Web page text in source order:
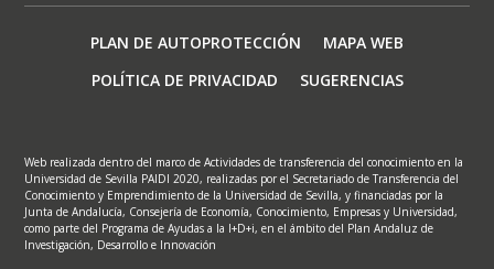
PLAN DE AUTOPROTECCIÓN
MAPA WEB
POLÍTICA DE PRIVACIDAD
SUGERENCIAS
Web realizada dentro del marco de Actividades de transferencia del conocimiento en la
Universidad de Sevilla PAIDI 2020, realizadas por el Secretariado de Transferencia del
Conocimiento y Emprendimiento de la Universidad de Sevilla, y financiadas por la
Junta de Andalucía, Consejería de Economía, Conocimiento, Empresas y Universidad,
como parte del Programa de Ayudas a la I+D+i, en el ámbito del Plan Andaluz de
Investigación, Desarrollo e Innovación